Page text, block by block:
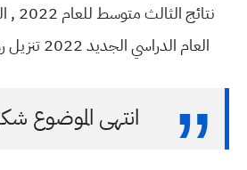
العام الدراسي الجديد 2022 تنزيل روابط مباشرة سريعة
انتهى الموضوع